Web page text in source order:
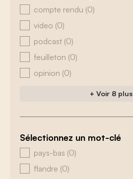
zoeken - genre
compte rendu (0)
video (0)
podcast (0)
feuilleton (0)
opinion (0)
+ Voir 8 plus
Sélectionnez un mot-clé
zoeken - tags
pays-bas (0)
flandre (0)